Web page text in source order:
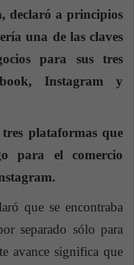
declaró a principios
una de las claves
para sus tres
Instagram y
plataformas que
para el comercio
que se encontraba
separado sólo para
avance significa que